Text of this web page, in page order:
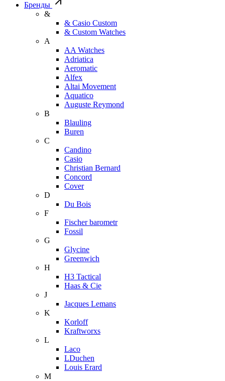
Бренды
&
& Casio Custom
& Custom Watches
A
AA Watches
Adriatica
Aeromatic
Alfex
Altai Movement
Aquatico
Auguste Reymond
B
Blauling
Buren
C
Candino
Casio
Christian Bernard
Concord
Cover
D
Du Bois
F
Fischer barometr
Fossil
G
Glycine
Greenwich
H
H3 Tactical
Haas & Cie
J
Jacques Lemans
K
Korloff
Kraftworxs
L
Laco
LDuchen
Louis Erard
M